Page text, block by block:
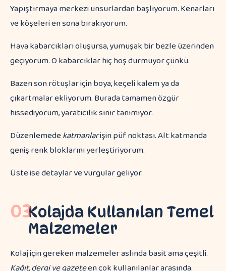
Yapıştırmaya merkezi unsurlardan başlıyorum. Kenarları
ve köşeleri en sona bırakıyorum.
Hava kabarcıkları oluşursa, yumuşak bir bezle üzerinden
geçiyorum. O kabarcıklar hiç hoş durmuyor çünkü.
Bazen son rötuşlar için boya, keçeli kalem ya da
çıkartmalar ekliyorum. Burada tamamen özgür
hissediyorum, yaratıcılık sınır tanımıyor.
Düzenlemedekatmanlarişin püf noktası. Alt katmanda
geniş renk bloklarını yerleştiriyorum.
Üste ise detaylar ve vurgular geliyor.
03Kolajda Kullanılan Temel
Malzemeler
Kolaj için gereken malzemeler aslında basit ama çeşitli.
Kağıt, dergi ve gazeteen çok kullanılanlar arasında.